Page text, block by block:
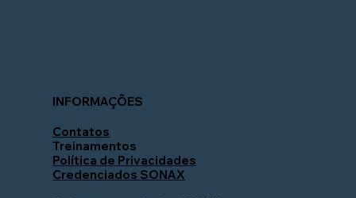
INFORMAÇÕES
Contatos
Treinamentos
Política de Privacidades
Credenciados SONAX